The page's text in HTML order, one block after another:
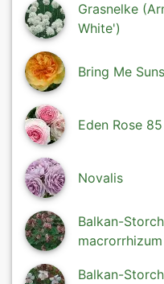
Grasnelke
White')
Bring Me
Eden Rose 85
Novalis
Balkan-
Balkan-